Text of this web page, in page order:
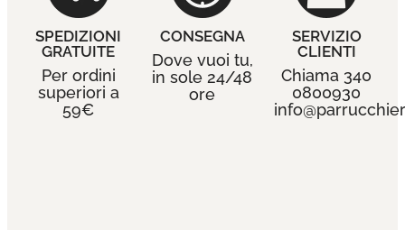
SPEDIZIONI
GRATUITE
Per ordini
superiori a
59€
CONSEGNA
Dove vuoi tu,
in sole 24/48
ore
SERVIZIO
CLIENTI
Chiama 340
0800930